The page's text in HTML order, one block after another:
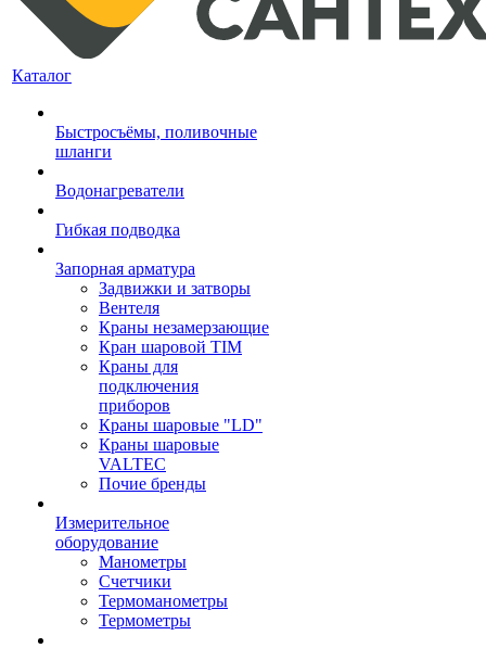
Каталог
Быстросъёмы, поливочные
шланги
Водонагреватели
Гибкая подводка
Запорная арматура
Задвижки и затворы
Вентеля
Краны незамерзающие
Кран шаровой TIM
Краны для
подключения
приборов
Краны шаровые "LD"
Краны шаровые
VALTEC
Почие бренды
Измерительное
оборудование
Манометры
Счетчики
Термоманометры
Термометры